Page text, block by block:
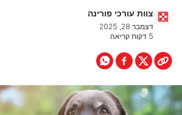
צוות עורכי פורינה
דצמבר 28, 2025
5 דקות קריאה